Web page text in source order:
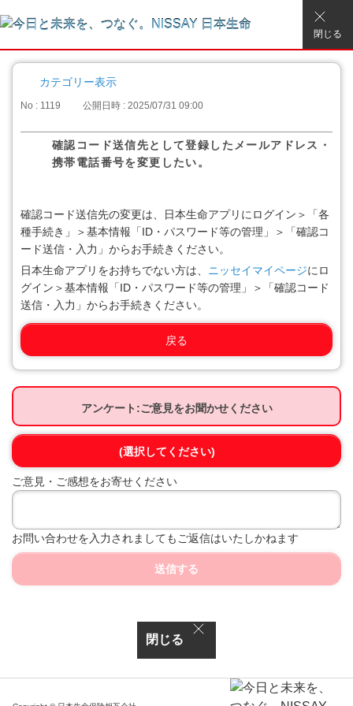
閉じる
カテゴリー表示
No : 1119 公開日時 : 2025/07/31 09:00
確認コード送信先として登録したメールアドレス・
携帯電話番号を変更したい。
確認コード送信先の変更は、日本生命アプリにログイン＞「各
種手続き」＞基本情報「ID・パスワード等の管理」＞「確認コ
ード送信・入力」からお手続きください。
日本生命アプリをお持ちでない方は、 ニッセイマイページにロ
グイン＞基本情報「ID・パスワード等の管理」＞「確認コード
送信・入力」からお手続きください。
戻る
アンケート:ご意見をお聞かせください
(選択してください)
ご意見・ご感想をお寄せください
お問い合わせを入力されましてもご返信はいたしかねます
送信する
閉じる